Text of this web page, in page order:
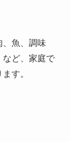
魚、調味
など、家庭で
す。